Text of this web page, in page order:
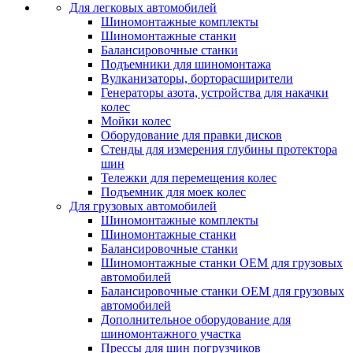
Для легковых автомобилей
Шиномонтажные комплекты
Шиномонтажные станки
Балансировочные станки
Подъемники для шиномонтажа
Вулканизаторы, борторасширители
Генераторы азота, устройства для накачки
колес
Мойки колес
Оборудование для правки дисков
Стенды для измерения глубины протектора
шин
Тележки для перемещения колес
Подъемник для моек колеc
Для грузовых автомобилей
Шиномонтажные комплекты
Шиномонтажные станки
Балансировочные станки
Шиномонтажные станки ОЕМ для грузовых
автомобилей
Балансировочные станки ОЕМ для грузовых
автомобилей
Дополнительное оборудование для
шиномонтажного участка
Прессы для шин погрузчиков